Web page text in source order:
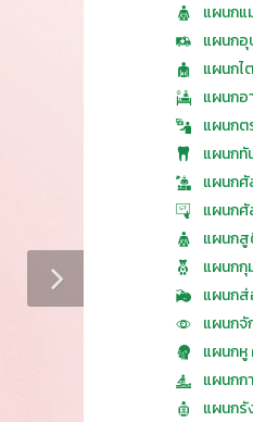
แผนกแ
แผนกอุ
แผนกไ
แผนกอ
แผนกต
แผนกทั
แผนก
แผนกศั
แผนกสู
แผนกกุ
แผนกส่
แผนกจั
แผนกหู
แผนกก
แผนกรั